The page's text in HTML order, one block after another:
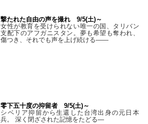
撃たれた自由の声を撮れ 9/5(土)～
女性が教育を受けられない唯一の国、タリバン
支配下のアフガニスタン。夢も希望も奪われ、
傷つき、それでも声を上げ続ける——
零下五十度の抑留者 9/5(土)～
シベリア抑留から生還した台湾出身の元日本
兵。 深く閉ざされた記憶をたどる—